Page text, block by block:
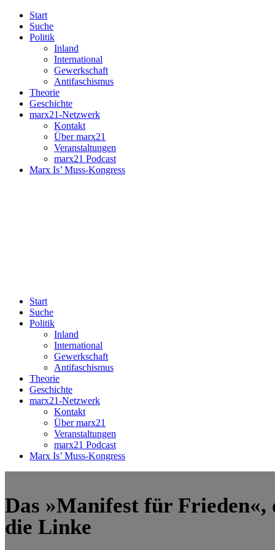
Start
Suche
Politik
Inland
International
Gewerkschaft
Antifaschismus
Theorie
Geschichte
marx21-Netzwerk
Kontakt
Über marx21
Veranstaltungen
marx21 Podcast
Marx Is’ Muss-Kongress
Start
Suche
Politik
Inland
International
Gewerkschaft
Antifaschismus
Theorie
Geschichte
marx21-Netzwerk
Kontakt
Über marx21
Veranstaltungen
marx21 Podcast
Marx Is’ Muss-Kongress
Das »Manifest für
die Linke